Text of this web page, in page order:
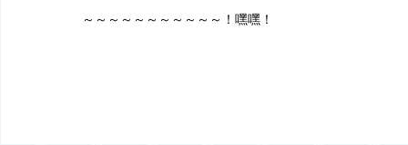
～～～～～～～～～～～！嘿嘿！